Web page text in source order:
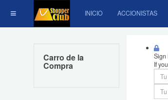
INICIO ACCIONISTAS
Sign
If
Carro de la
Compra